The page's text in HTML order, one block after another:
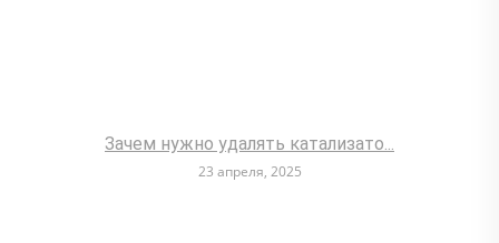
Зачем нужно удалять катализато...
23 апреля, 2025